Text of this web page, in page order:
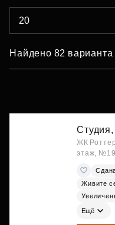
Найдено 82 варианта
Студия,
ЖК
этаж,
Живите
Ещё